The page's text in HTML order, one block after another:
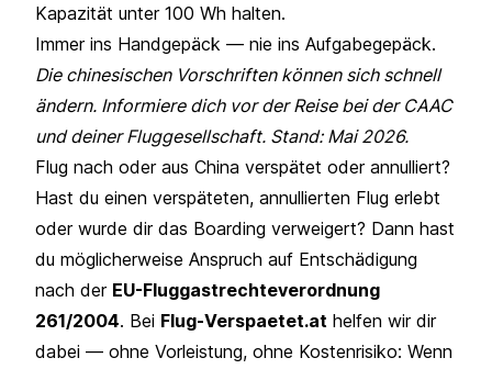
Kapazität unter 100 Wh halten.
Immer ins Handgepäck — nie ins Aufgabegepäck.
Die chinesischen Vorschriften können sich schnell
ändern. Informiere dich vor der Reise bei der CAAC
und deiner Fluggesellschaft. Stand: Mai 2026.
Flug nach oder aus China verspätet oder annulliert?
Hast du einen verspäteten, annullierten Flug erlebt
oder wurde dir das Boarding verweigert? Dann hast
du möglicherweise Anspruch auf Entschädigung
nach der EU-Fluggastrechteverordnung
261/2004. Bei Flug-Verspaetet.at helfen wir dir
dabei — ohne Vorleistung, ohne Kostenrisiko: Wenn